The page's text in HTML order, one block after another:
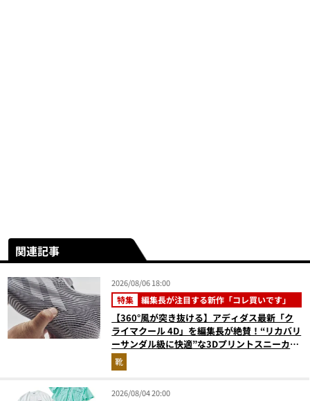
関連記事
2026/08/06 18:00
特集 編集長が注目する新作「コレ買いです」
【360°風が突き抜ける】アディダス最新「ク
ライマクール 4D」を編集長が絶賛！“リカバリ
ーサンダル級に快適”な3Dプリントスニーカー
『コレ買いです』Vol.173
靴
2026/08/04 20:00